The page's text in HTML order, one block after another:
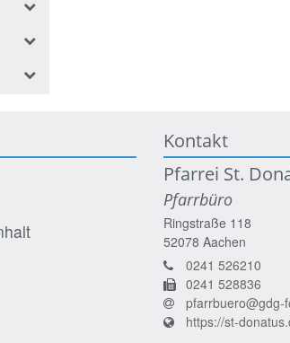
Kontakt
Pfarrei St.
Pfarrbüro
Ringstraße 118
52078 Aachen
0241 526210
0241 528836
pfarrbuero@gdg-
https://st-